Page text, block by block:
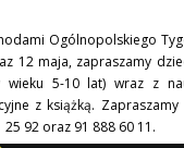
Ogólnopolskiego
12 maja, zapraszamy
5-10 lat) wraz z
z książką.
25 92 oraz 91 888 60 11.